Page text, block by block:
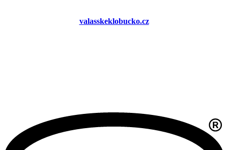
valasskeklobucko.cz